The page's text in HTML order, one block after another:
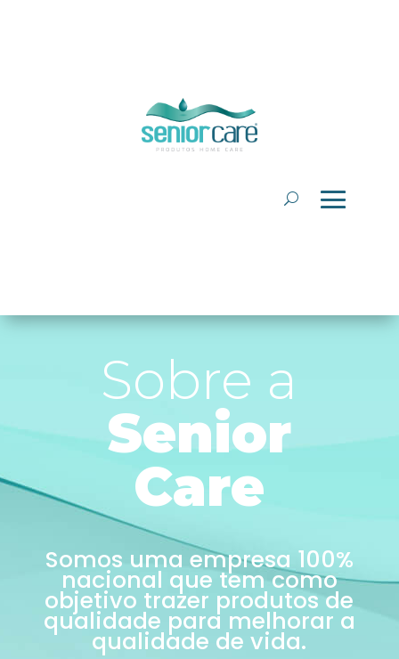
Sobre a
Senior
Care
Somos uma empresa 100%
nacional que tem como
objetivo trazer produtos de
qualidade para melhorar a
qualidade de vida.